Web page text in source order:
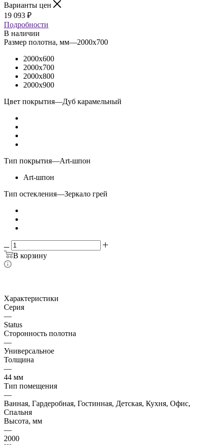
Варианты цен
19 093 ₽
Подробности
В наличии
Размер полотна, мм—2000x700
2000x600
2000x700
2000x800
2000x900
Цвет покрытия—Дуб карамельный
Тип покрытия—Art-шпон
Art-шпон
Тип остекления—Зеркало грей
В корзину
Характеристики
Серия
—
Status
Сторонность полотна
—
Универсальное
Толщина
—
44 мм
Тип помещения
—
Ванная, Гардеробная, Гостинная, Детская, Кухня, Офис,
Спальня
Высота, мм
—
2000